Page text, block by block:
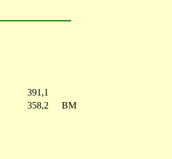
391,1
358,2 BM